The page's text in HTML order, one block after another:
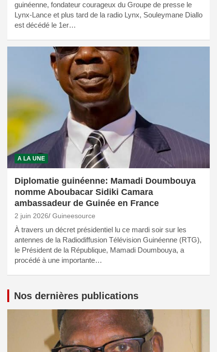
guinéenne, fondateur courageux du Groupe de presse le
Lynx-Lance et plus tard de la radio Lynx, Souleymane Diallo
est décédé le 1er…
A LA UNE
Diplomatie guinéenne: Mamadi Doumbouya
nomme Aboubacar Sidiki Camara
ambassadeur de Guinée en France
2 juin 2026 Guineesource
À travers un décret présidentiel lu ce mardi soir sur les
antennes de la Radiodiffusion Télévision Guinéenne (RTG),
le Président de la République, Mamadi Doumbouya, a
procédé à une importante…
Nos dernières publications